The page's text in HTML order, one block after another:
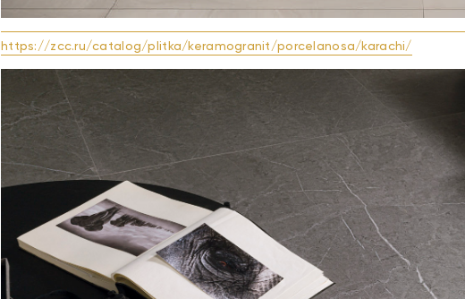
https://zcc.ru/catalog/plitka/keramogranit/porcelanosa/karachi/